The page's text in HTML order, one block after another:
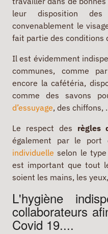
leur disposition des
convenablement le
fait partie des conditions
Il est évidemment
communes, comme
encore la cafétéria,
comme des savons
d’essuyage, des chiffons,
Le respect des règles
également par le port
individuelle selon le
est important que tout
soient les mains, les
L'hygiène
collaborateurs
Covid 19....